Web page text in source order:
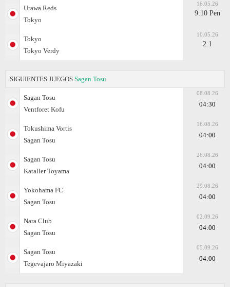
Urawa Reds
Tokyo
16.05.26
9:10 Pen
Tokyo
Tokyo Verdy
10.05.26
2:1
SIGUIENTES JUEGOS Sagan Tosu
Sagan Tosu
Ventforet Kofu
08.08.26
04:30
Tokushima Vortis
Sagan Tosu
16.08.26
04:00
Sagan Tosu
Kataller Toyama
26.08.26
04:00
Yokohama FC
Sagan Tosu
29.08.26
04:00
Nara Club
Sagan Tosu
02.09.26
04:00
Sagan Tosu
Tegevajaro Miyazaki
05.09.26
04:00